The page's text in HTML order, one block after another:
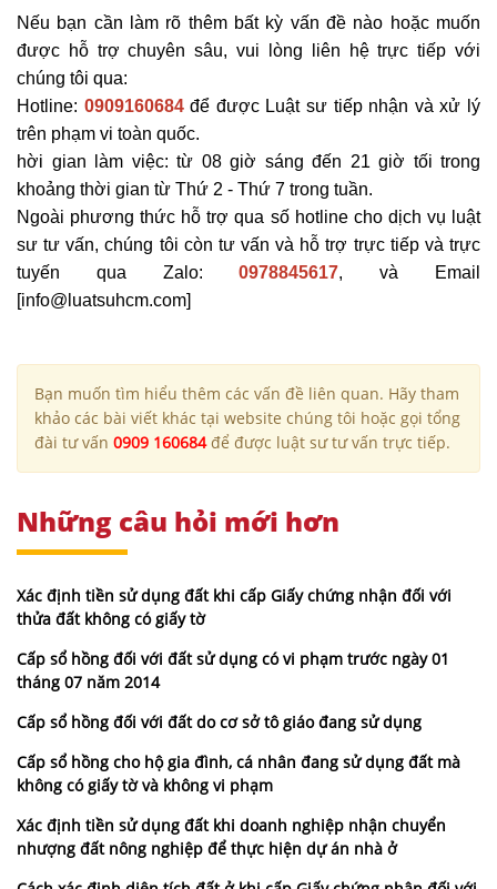
Nếu bạn cần làm rõ thêm bất kỳ vấn đề nào hoặc muốn
được hỗ trợ chuyên sâu, vui lòng liên hệ trực tiếp với
chúng tôi qua:
Hotline: 0909160684để được Luật sư tiếp nhận và xử lý
trên phạm vi toàn quốc.
hời gian làm việc: từ 08 giờ sáng đến 21 giờ tối trong
khoảng thời gian từ Thứ 2 - Thứ 7 trong tuần.
Ngoài phương thức hỗ trợ qua số hotline cho dịch vụ luật
sư tư vấn, chúng tôi còn tư vấn và hỗ trợ trực tiếp và trực
tuyến qua Zalo:0978845617, và Email
[info@luatsuhcm.com]
Bạn muốn tìm hiểu thêm các vấn đề liên quan. Hãy tham
khảo các bài viết khác tại website chúng tôi hoặc gọi tổng
đài tư vấn 0909 160684để được luật sư tư vấn trực tiếp.
Những câu hỏi mới hơn
Xác định tiền sử dụng đất khi cấp Giấy chứng nhận đối với
thửa đất không có giấy tờ
Cấp sổ hồng đối với đất sử dụng có vi phạm trước ngày 01
tháng 07 năm 2014
Cấp sổ hồng đối với đất do cơ sở tô giáo đang sử dụng
Cấp sổ hồng cho hộ gia đình, cá nhân đang sử dụng đất mà
không có giấy tờ và không vi phạm
Xác định tiền sử dụng đất khi doanh nghiệp nhận chuyển
nhượng đất nông nghiệp để thực hiện dự án nhà ở